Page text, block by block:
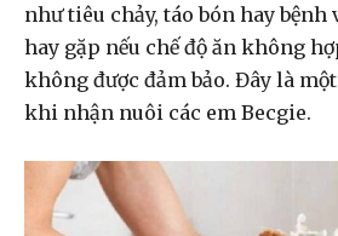
như tiêu chảy, táo bón hay bệnh
hay gặp nếu chế độ ăn không
không được đảm bảo. Đây là
khi nhận nuôi các em Becgie.